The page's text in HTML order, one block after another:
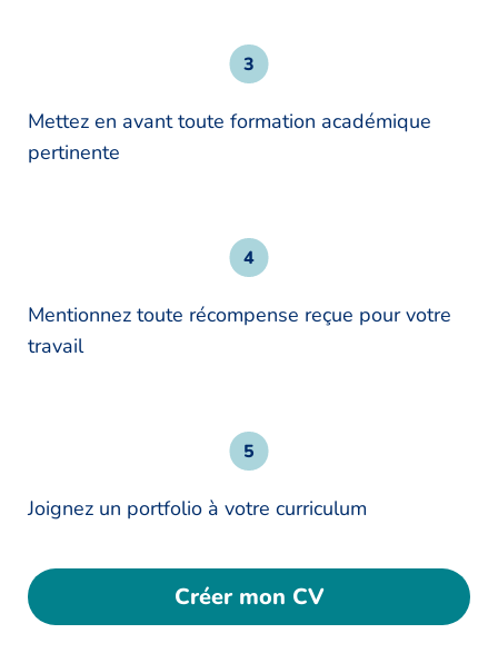
Mettez en avant toute formation académique
pertinente
Mentionnez toute récompense reçue pour votre
travail
Joignez un portfolio à votre curriculum
Créer mon CV